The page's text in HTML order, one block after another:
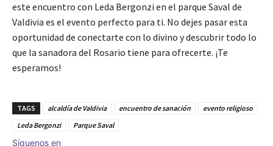
este encuentro con Leda Bergonzi en el parque Saval de
Valdivia es el evento perfecto para ti. No dejes pasar esta
oportunidad de conectarte con lo divino y descubrir todo lo
que la sanadora del Rosario tiene para ofrecerte. ¡Te
esperamos!
TAGS alcaldía de Valdivia encuentro de sanación
evento religioso
Leda Bergonzi
Parque Saval
Síguenos en